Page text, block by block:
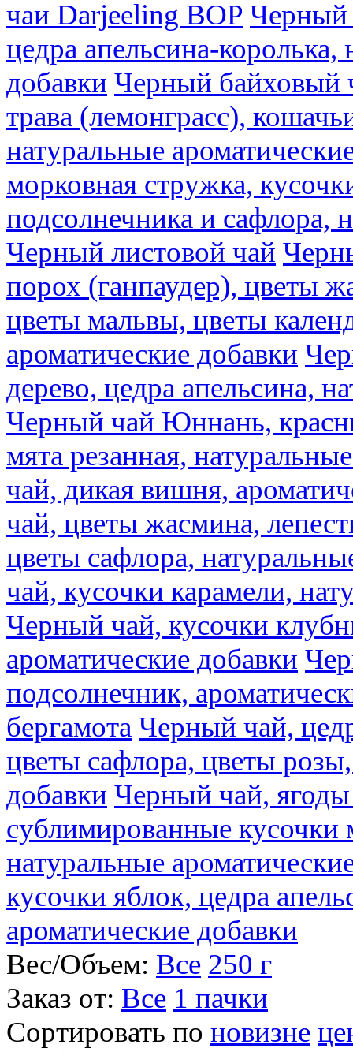
чаи Darjeeling BOP Черный
цедра апельсина-
добавки Черный байховый
трава (лемонграсс),
натуральные
морковная стружка,
подсолнечника и сафлора,
Черный листовой чай
порох (ганпаудер), цветы
цветы мальвы, цветы
ароматические добавки
дерево, цедра апельсина,
Черный чай Юннань,
мята резанная,
чай, дикая вишня,
чай, цветы жасмина,
цветы сафлора,
чай, кусочки карамели,
Черный чай, кусочки
ароматические добавки
подсолнечник,
бергамота Черный чай,
цветы сафлора, цветы
добавки Черный чай,
сублимированные
натуральные
кусочки яблок, цедра
ароматические добавки
Вес/Объем: Все 250 г
Заказ от: Все 1 пачки
Сортировать по новизне